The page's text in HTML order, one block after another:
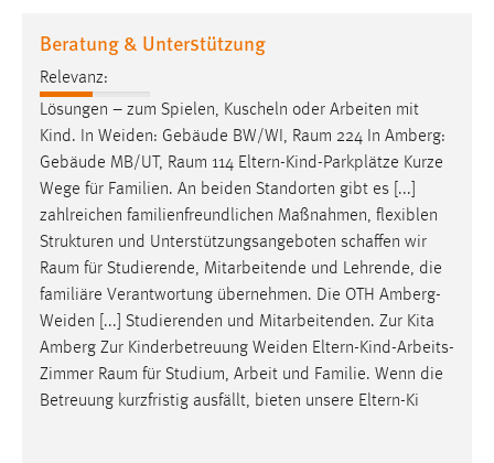
Beratung & Unterstützung
Relevanz:
Lösungen – zum Spielen, Kuscheln oder Arbeiten mit
Kind. In Weiden: Gebäude BW/WI, Raum 224 In Amberg:
Gebäude MB/UT, Raum 114 Eltern-Kind-Parkplätze Kurze
Wege für Familien. An beiden Standorten gibt es [...]
zahlreichen familienfreundlichen Maßnahmen, flexiblen
Strukturen und Unterstützungsangeboten schaffen wir
Raum für Studierende, Mitarbeitende und Lehrende, die
familiäre Verantwortung übernehmen. Die OTH Amberg-
Weiden [...] Studierenden und Mitarbeitenden. Zur Kita
Amberg Zur Kinderbetreuung Weiden Eltern-Kind-Arbeits-
Zimmer Raum für Studium, Arbeit und Familie. Wenn die
Betreuung kurzfristig ausfällt, bieten unsere Eltern-Ki
Performance
Name:
Zweck:
Für performante Seitenauslieferung wird in diesem Cookie
gespeichert, ob man eingeloggt ist.
Sprachpräferenz
Name:
site-language-preference
Zweck: